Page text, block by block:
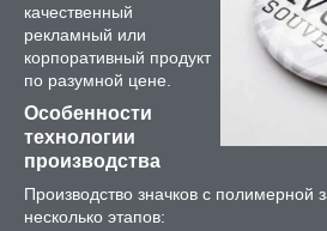
качественный
рекламный или
корпоративный продукт
по разумной цене.
Особенности
технологии
производства
Производство значков с полимерной
несколько этапов: